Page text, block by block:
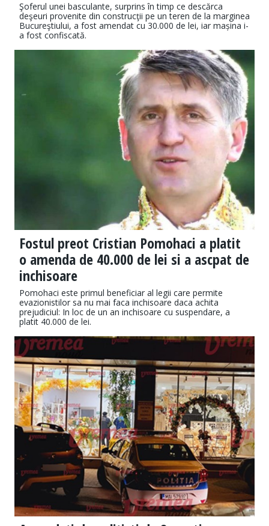
Şoferul unei basculante, surprins în timp ce descărca
deşeuri provenite din construcţii pe un teren de la marginea
Bucureştiului, a fost amendat cu 30.000 de lei, iar mașina i-
a fost confiscată.
Fostul preot Cristian Pomohaci a platit
o amenda de 40.000 de lei si a ascpat de
inchisoare
Pomohaci este primul beneficiar al legii care permite
evazionistilor sa nu mai faca inchisoare daca achita
prejudiciul: In loc de un an inchisoare cu suspendare, a
platit 40.000 de lei.